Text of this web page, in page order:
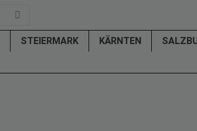
STEIERMARK KÄRNTEN